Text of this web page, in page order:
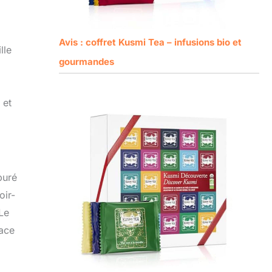
et
Avis : coffret Kusmi Tea – infusions bio et
gourmandes